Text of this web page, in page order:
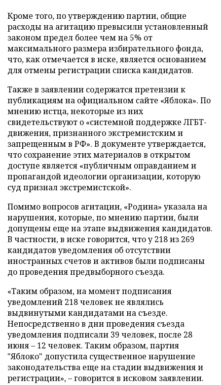
Кроме того, по утверждению партии, общие
расходы на агитацию превысили установленный
законом предел более чем на 5% от
максимального размера избирательного фонда,
что, как отмечается в иске, является основанием
для отмены регистрации списка кандидатов.
Также в заявлении содержатся претензии к
публикациям на официальном сайте «Яблока». По
мнению истца, некоторые из них
свидетельствуют о «системной поддержке ЛГБТ-
движения, признанного экстремистским и
запрещенным в РФ». В документе утверждается,
что сохранение этих материалов в открытом
доступе является «публичным оправданием и
пропагандой идеологии организации, которую
суд признал экстремистской».
Помимо вопросов агитации, «Родина» указала на
нарушения, которые, по мнению партии, были
допущены еще на этапе выдвижения кандидатов.
В частности, в иске говорится, что у 218 из 269
кандидатов уведомления об отсутствии
иностранных счетов и активов были подписаны
до проведения предвыборного съезда.
«Таким образом, на момент подписания
уведомлений 218 человек не являлись
выдвинутыми кандидатами на съезде.
Непосредственно в дни проведения съезда
уведомления подписали 39 человек, после 28
июня – 12 человек. Таким образом, партия
"Яблоко" допустила существенное нарушение
законодательства еще на стадии выдвижения и
регистрации», – говорится в исковом заявлении.